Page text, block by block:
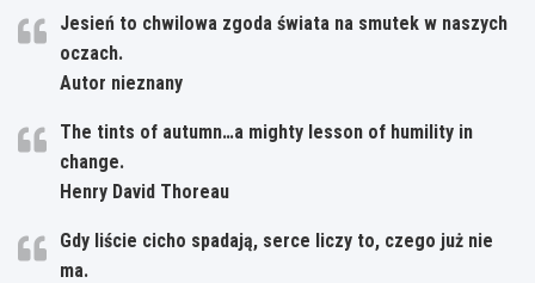
Jesień to chwilowa zgoda świata na smutek w naszych
oczach.
Autor nieznany
The tints of autumn…a mighty lesson of humility in
change.
Henry David Thoreau
Gdy liście cicho spadają, serce liczy to, czego już nie
ma.